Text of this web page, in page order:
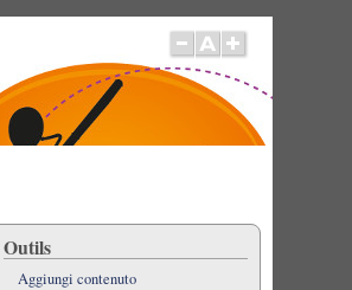
Outils
Aggiungi contenuto